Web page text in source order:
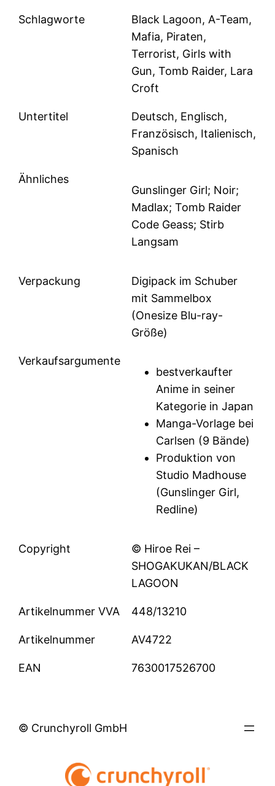
Schlagworte
Black Lagoon, A-Team,
Mafia, Piraten,
Terrorist, Girls with
Gun, Tomb Raider, Lara
Croft
Untertitel
Deutsch, Englisch,
Französisch, Italienisch,
Spanisch
Ähnliches
Gunslinger Girl; Noir;
Madlax; Tomb Raider
Code Geass; Stirb
Langsam
Verpackung
Digipack im Schuber
mit Sammelbox
(Onesize Blu-ray-
Größe)
Verkaufsargumente
bestverkaufter
Anime in seiner
Kategorie in Japan
Manga-Vorlage bei
Carlsen (9 Bände)
Produktion von
Studio Madhouse
(Gunslinger Girl,
Redline)
Copyright
© Hiroe Rei –
SHOGAKUKAN/BLACK
LAGOON
Artikelnummer VVA 448/13210
Artikelnummer AV4722
EAN 7630017526700
© Crunchyroll GmbH